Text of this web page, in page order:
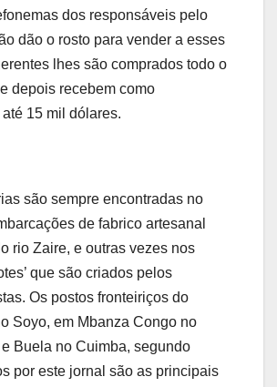
dos responsáveis pelo
dão o rosto para vender a esses
lhes são comprados todo o
depois recebem como
15 mil dólares.
são sempre encontradas no
de fabrico artesanal
rio Zaire, e outras vezes nos
que são criados pelos
Os postos fronteiriços do
Soyo, em Mbanza Congo no
e Buela no Cuimba, segundo
por este jornal são as principais